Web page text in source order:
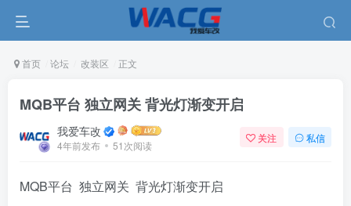
首页 论坛 改装区 正文
MQB平台 独立网关 背光灯渐变开启
我爱车改
4年前发布 51次阅读
关注 私信
MQB平台 独立网关 背光灯渐变开启